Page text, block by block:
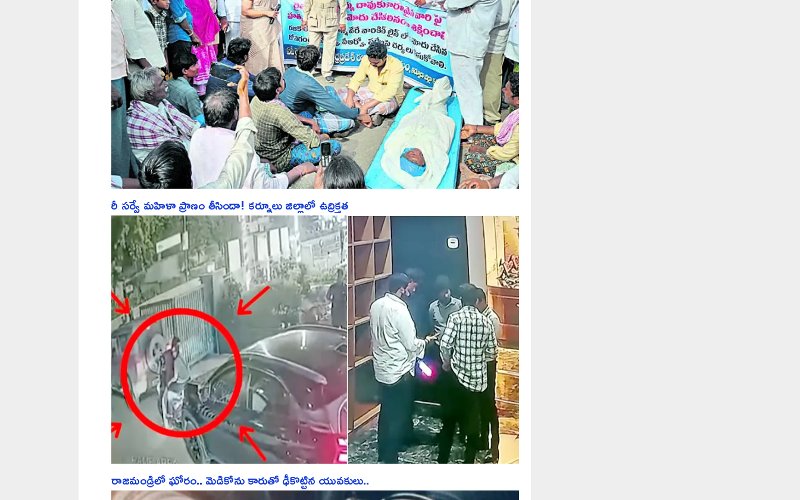
రీ సర్వే మహిళా ప్రాణం తీసిందా! కర్నూలు జిల్లాలో ఉద్రిక్తత
రాజమండ్రిలో ఘోరం.. మెడికోను కారుతో ఢీకొట్టిన యువకులు..